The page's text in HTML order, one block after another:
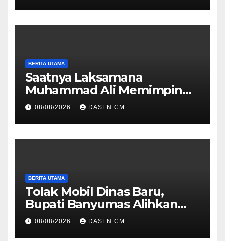
BERITA UTAMA
Saatnya Laksamana
Muhammad Ali Memimpin
TNI: Menjaga Keseimbangan
Politik dan Soliditas
Antarmatra
08/08/2026 DASEN CM
BERITA UTAMA
Tolak Mobil Dinas Baru,
Bupati Banyumas Alihkan
Anggaran Rp 1,7 Miliar untuk
90 Motor Listrik
08/08/2026 DASEN CM